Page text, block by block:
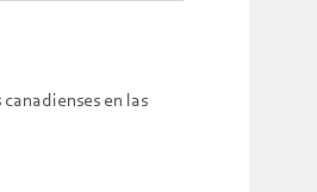
en las